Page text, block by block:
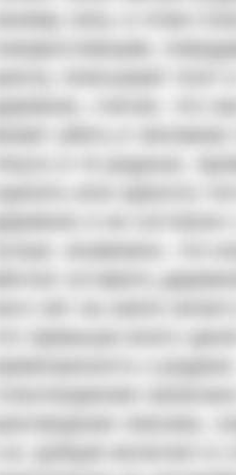
своему селу. в этом
повзрослевшим,
может убить в
тянуть в те родные,
деревню и не согласен